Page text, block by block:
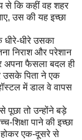
से कि कहीं वह शहर
,उस की यह इच्छा
धीरे-धीरे उसका
निराश और परेशान
अपना फैसला बदल ही
उसके पिता ने एक
में डाल वे वापस
तो उन्होंने बड़े
शिक्षा पाने की इच्छा
होकर एक-दूसरे से